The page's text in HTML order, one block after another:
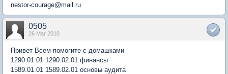
nestor-courage@mail.ru
0505
26 Mar 2010
Привет Всем помогите с домашками
1290.01.01 1290.02.01 финансы
1589.01.01 1589.02.01 основы аудита